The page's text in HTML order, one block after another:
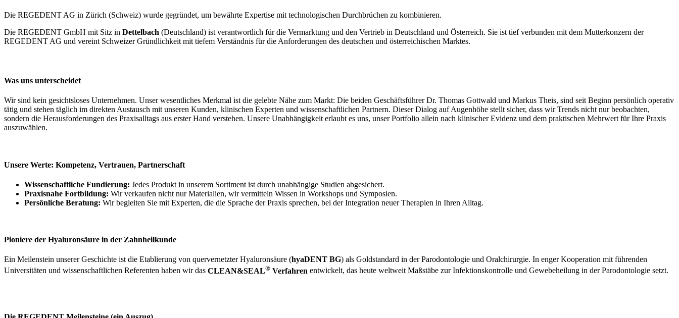
Die REGEDENT AG in Zürich (Schweiz) wurde gegründet, um bewährte Expertise mit technologischen Durchbrüchen zu kombinieren.
Die REGEDENT GmbH mit Sitz in Dettelbach (Deutschland) ist verantwortlich für die Vermarktung und den Vertrieb in Deutschland und Österreich. Sie ist tief verbunden mit dem Mutterkonzern der
REGEDENT AG und vereint Schweizer Gründlichkeit mit tiefem Verständnis für die Anforderungen des deutschen und österreichischen Marktes.
Was uns unterscheidet
Wir sind kein gesichtsloses Unternehmen. Unser wesentliches Merkmal ist die gelebte Nähe zum Markt: Die beiden Geschäftsführer Dr. Thomas Gottwald und Markus Theis, sind seit Beginn persönlich operativ
tätig und stehen täglich im direkten Austausch mit unseren Kunden, klinischen Experten und wissenschaftlichen Partnern. Dieser Dialog auf Augenhöhe stellt sicher, dass wir Trends nicht nur beobachten,
sondern die Herausforderungen des Praxisalltags aus erster Hand verstehen. Unsere Unabhängigkeit erlaubt es uns, unser Portfolio allein nach klinischer Evidenz und dem praktischen Mehrwert für Ihre Praxis
auszuwählen.
Unsere Werte: Kompetenz, Vertrauen, Partnerschaft
Wissenschaftliche Fundierung: Jedes Produkt in unserem Sortiment ist durch unabhängige Studien abgesichert.
Praxisnahe Fortbildung: Wir verkaufen nicht nur Materialien, wir vermitteln Wissen in Workshops und Symposien.
Persönliche Beratung: Wir begleiten Sie mit Experten, die die Sprache der Praxis sprechen, bei der Integration neuer Therapien in Ihren Alltag.
Pioniere der Hyaluronsäure in der Zahnheilkunde
Ein Meilenstein unserer Geschichte ist die Etablierung von quervernetzter Hyaluronsäure (hyaDENT BG) als Goldstandard in der Parodontologie und Oralchirurgie. In enger Kooperation mit führenden
Universitäten und wissenschaftlichen Referenten haben wir das CLEAN&SEAL® Verfahren entwickelt, das heute weltweit Maßstäbe zur Infektionskontrolle und Gewebeheilung in der Parodontologie setzt.